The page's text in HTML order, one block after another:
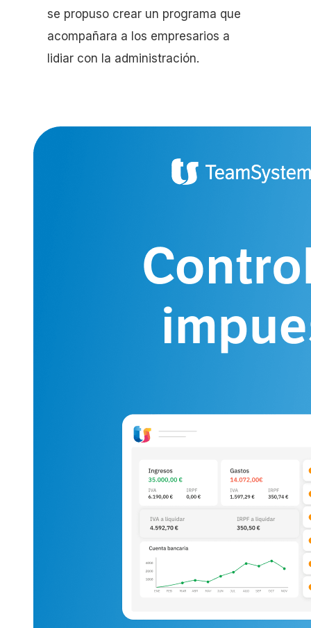
se propuso crear un programa que
acompañara a los empresarios a
lidiar con la administración.